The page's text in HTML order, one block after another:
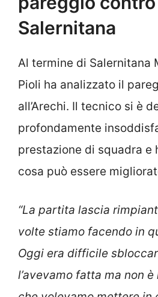
Salernitana
Al termine di Salernitana
Pioli ha analizzato il
all’Arechi. Il tecnico si è
profondamente
prestazione di squadra e
cosa può essere
“La partita lascia
volte stiamo facendo in
Oggi era difficile
l’avevamo fatta ma non